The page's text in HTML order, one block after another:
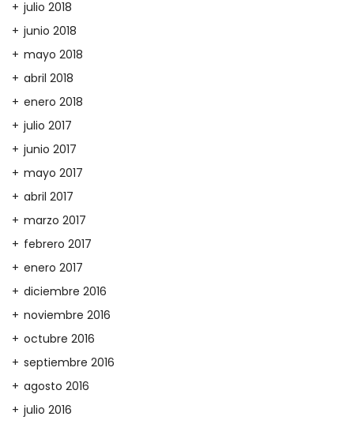
julio 2018
junio 2018
mayo 2018
abril 2018
enero 2018
julio 2017
junio 2017
mayo 2017
abril 2017
marzo 2017
febrero 2017
enero 2017
diciembre 2016
noviembre 2016
octubre 2016
septiembre 2016
agosto 2016
julio 2016